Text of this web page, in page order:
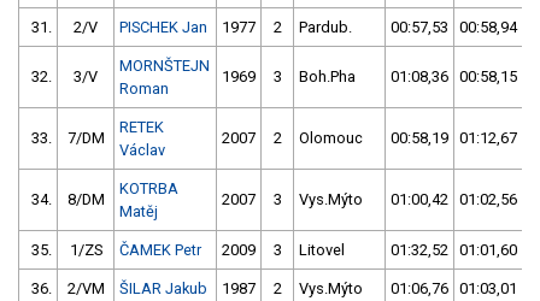
31. 2/V PISCHEK Jan 1977 2 Pardub. 00:57,53 00:58,94
32. 3/V
MORNŠTEJN
Roman
1969 3 Boh.Pha 01:08,36 00:58,15
33. 7/DM
RETEK
Václav
2007 2 Olomouc 00:58,19 01:12,67
34. 8/DM
KOTRBA
Matěj
2007 3 Vys.Mýto 01:00,42 01:02,56
35. 1/ZS ČAMEK Petr 2009 3 Litovel 01:32,52 01:01,60
36. 2/VM ŠILAR Jakub 1987 2 Vys.Mýto 01:06,76 01:03,01